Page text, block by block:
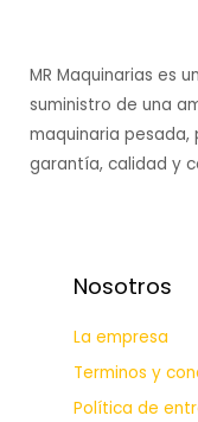
MR Maquinarias es
suministro de una
maquinaria
garantía, calidad y
Nosotros
La empresa
Terminos y
Política de